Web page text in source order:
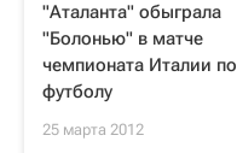
"Аталанта" обыграла
"Болонью" в матче
чемпионата Италии по
футболу
25 марта 2012